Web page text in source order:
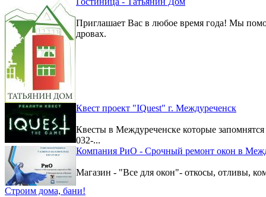
Приглашает Вас в любое время года! Мы
дровах.
Квест проект "IQuest" г. Междуреченск
Квесты в Междуреченске которые
032-...
Компания РиО - Срочный ремонт окон в
Магазин - "Все для окон"- откосы, отливы,
Строим дома, бани!